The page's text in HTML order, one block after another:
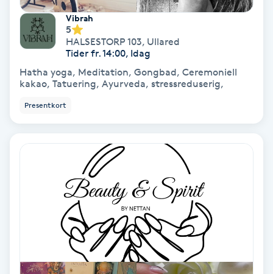
Triggerpunktsmassage
Vampyrbehandling
Vibrah
5
HALSESTORP 103, Ullared
Tider fr. 14:00, Idag
Hatha yoga, Meditation, Gongbad, Ceremoniell
kakao, Tatuering, Ayurveda, stressreduserig,
Presentkort